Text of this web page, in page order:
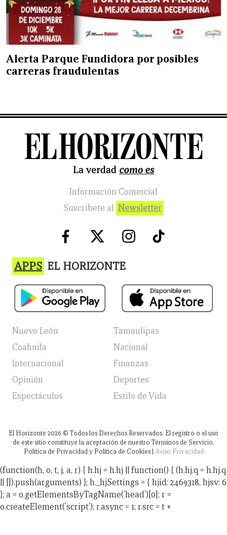
Alerta Parque Fundidora por posibles
carreras fraudulentas
Información Comercial
Suscribete al Newsletter
APPS EL HORIZONTE
Nuevo León
Tamaulipas
Coahuila
Nacional
Internacional
Finanzas
Opinión
Deportes
Espectáculos
Estilo de Vida
El Horizonte 2026 © Todos los Derechos Reservados. El registro o el uso
de este sitio constituye la aceptación de nuestro Términos de Servicio,
Política de Privacidad y Política de Cookies | Aviso Privacidad
(function(h, o, t, j, a, r) { h.hj = h.hj || function() { (h.hj.q = h.hj.q
|| []).push(arguments) }; h._hjSettings = { hjid: 2469318, hjsv: 6
}; a = o.getElementsByTagName('head')[0]; r =
o.createElement('script'); r.async = 1; r.src = t +